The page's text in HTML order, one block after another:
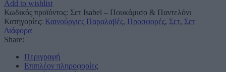
Add to wishlist
Κωδικός προϊόντος: Σετ Isabel – Πουκάμισο & Παντελόνι
Κατηγορίες: Καινούργιες Παραλαβές, Προσφορές, Σετ, Σετ
Διάφορα
Share:
Περιγραφή
Επιπλέον πληροφορίες